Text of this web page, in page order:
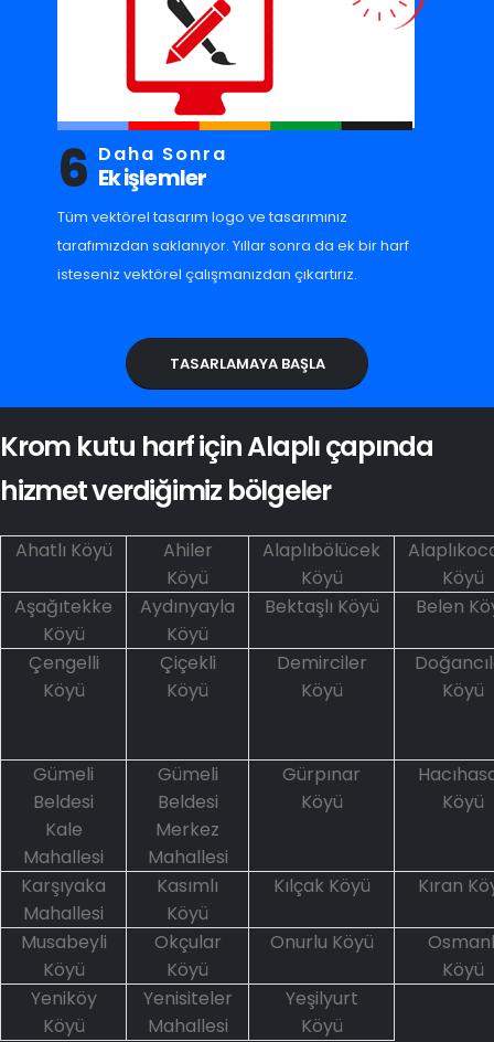
6 Daha Sonra
Ek işlemler
Tüm vektörel tasarım logo ve tasarımınız
tarafımızdan saklanıyor. Yıllar sonra da ek bir harf
isteseniz vektörel çalışmanızdan çıkartırız.
TASARLAMAYA BAŞLA
Krom kutu harf için Alaplı çapında
hizmet verdiğimiz bölgeler
Ahatlı Köyü
Ahiler
Köyü
Alaplıbölücek
Köyü
Köyü
Aşağıtekke
Köyü
Aydınyayla
Köyü
Bektaşlı Köyü Belen
Çengelli
Köyü
Çiçekli
Köyü
Demirciler
Köyü
Köyü
Gümeli
Beldesi
Kale
Mahallesi
Gümeli
Beldesi
Merkez
Mahallesi
Gürpınar
Köyü
Köyü
Karşıyaka
Mahallesi
Kasımlı
Köyü
Kılçak Köyü Kıran
Musabeyli
Köyü
Okçular
Köyü
Onurlu Köyü
Köyü
Yeniköy
Köyü
Yenisiteler
Mahallesi
Yeşilyurt
Köyü